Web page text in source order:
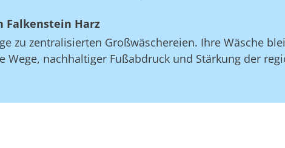
Falkenstein Harz
zu zentralisierten Großwäschereien. Ihre Wäsche
Wege, nachhaltiger Fußabdruck und Stärkung der